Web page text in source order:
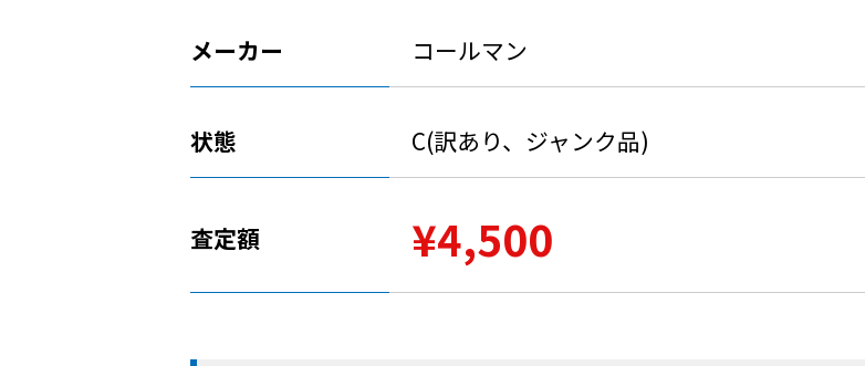
メーカー コールマン
状態 C(訳あり、ジャンク品)
査定額 ¥4,500